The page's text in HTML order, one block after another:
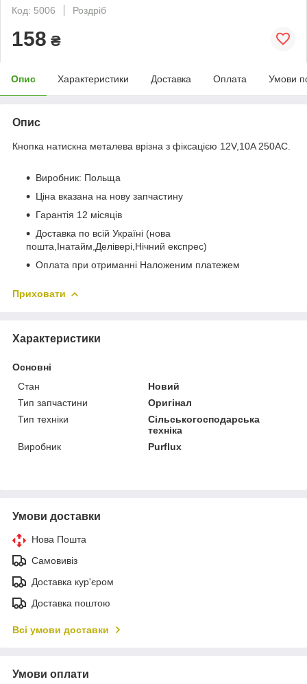
Код: 5006
Роздріб
158 ₴
Опис Характеристики Доставка Оплата Умови
Опис
Кнопка натискна металева врізна з фіксацією 12V,10A 250AC.
Виробник: Польща
Ціна вказана на нову запчастину
Гарантія 12 місяців
Доставка по всій Україні (нова
пошта,Інатайм,Делівері,Нічний експрес)
Оплата при отриманні Наложеним платежем
Приховати
Характеристики
Основні
Стан
Новий
Тип запчастини
Оригінал
Тип техніки
Сільськогосподарська
техніка
Виробник
Purflux
Умови доставки
Нова Пошта
Самовивіз
Доставка кур'єром
Доставка поштою
Всі умови доставки
Умови оплати